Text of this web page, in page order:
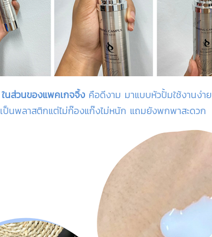
ในส่วนของแพคเกจจิ้งคือดีงาม มาแบบหัวปั้มใช้งานง่าย
เป็นพลาสติกแต่ไม่ก๊องแก๊งไม่หนัก แถมยังพกพาสะดวก